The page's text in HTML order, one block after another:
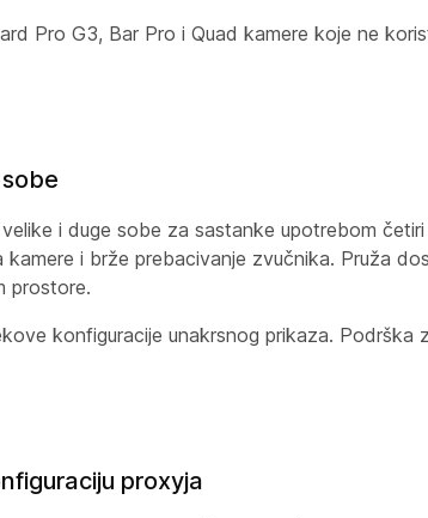
Pro G3, Bar Pro i Quad kamere koje ne
i duge sobe za sastanke upotrebom
i brže prebacivanje zvučnika. Pruža
prostore.
konfiguracije unakrsnog prikaza. Podrška
proxyja